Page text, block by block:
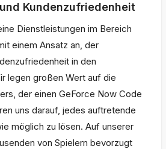
Kundenzufriedenheit
Dienstleistungen im Bereich
einem Ansatz an, der
in den
legen großen Wert auf die
der einen GeForce Now Code
uns darauf, jedes auftretende
möglich zu lösen. Auf unserer
von Spielern bevorzugt